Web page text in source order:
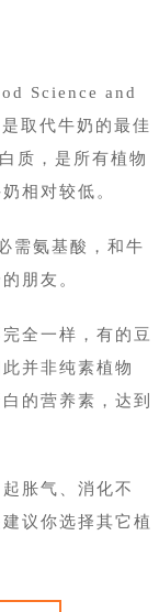
Science and
取代牛奶的最佳
质，是所有植物
相对较低。
需氨基酸，和牛
朋友。
全一样，有的豆
并非纯素植物
的营养素，达到
胀气、消化不
议你选择其它植